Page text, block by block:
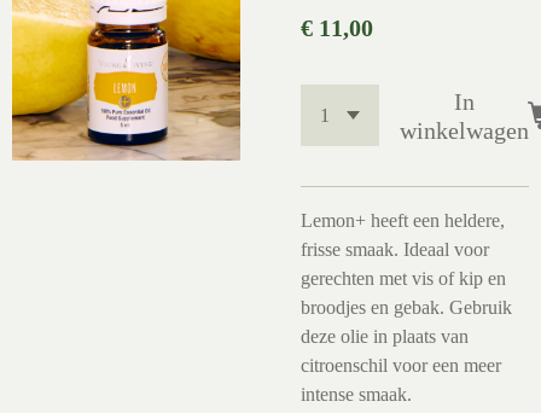
€ 11,00
In
winkelwagen
Lemon+ heeft een heldere,
frisse smaak. Ideaal voor
gerechten met vis of kip en
broodjes en gebak. Gebruik
deze olie in plaats van
citroenschil voor een meer
intense smaak.